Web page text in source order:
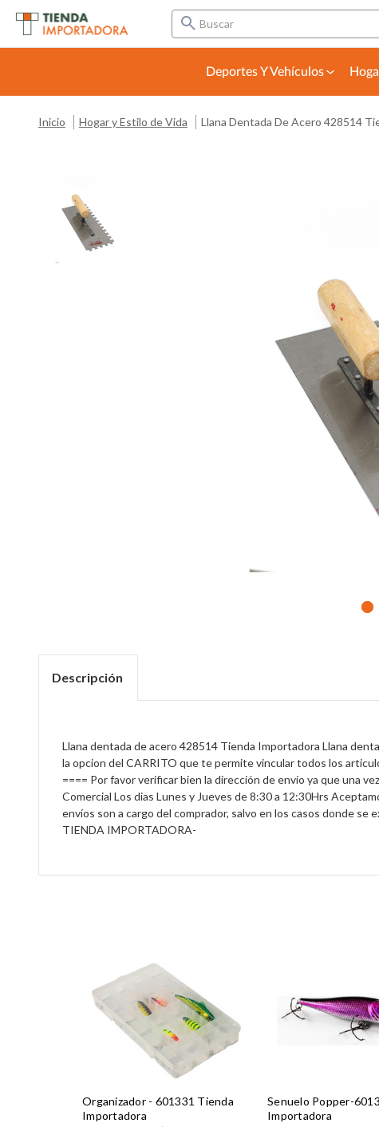
Buscar
Deportes Y Vehículos
Inicio Hogar y Estilo de Vida Llana Dentada De Acero 428514
Descripción
Llana dentada de acero 428514 Tienda Importadora Llana
la opcion del CARRITO que te permite vincular todos los
==== Por favor verificar bien la dirección de envío ya que una
Comercial Los dias Lunes y Jueves de 8:30 a 12:30Hrs
envíos son a cargo del comprador, salvo en los casos donde
TIENDA IMPORTADORA-
Organizador - 601331 Tienda
Importadora
Senuelo Popper-
Importadora